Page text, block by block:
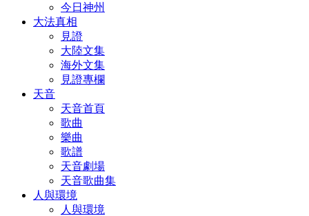
今日神州
大法真相
見證
大陸文集
海外文集
見證專欄
天音
天音首頁
歌曲
樂曲
歌譜
天音劇場
天音歌曲集
人與環境
人與環境